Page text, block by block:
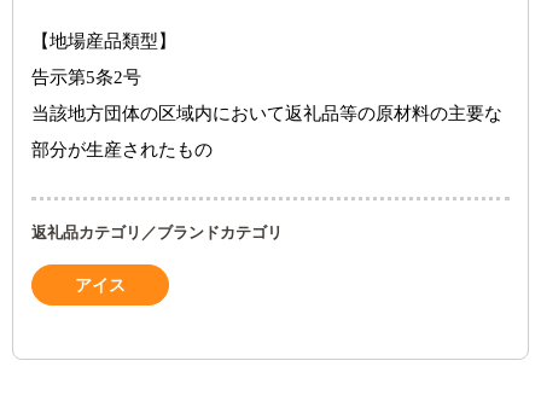
【地場産品類型】
告示第5条2号
当該地方団体の区域内において返礼品等の原材料の主要な
部分が生産されたもの
返礼品カテゴリ／ブランドカテゴリ
アイス